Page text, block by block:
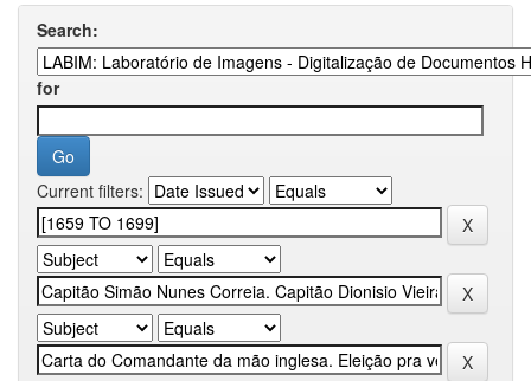
Search:
for
Current filters: